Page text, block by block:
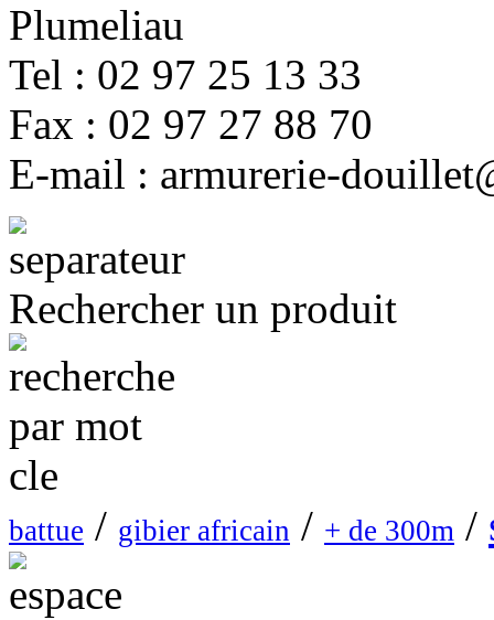
Plumeliau
Tel : 02 97 25 13 33
Fax : 02 97 27 88 70
E-mail : armurerie-
Rechercher un produit
battue / gibier africain / + de 300m /